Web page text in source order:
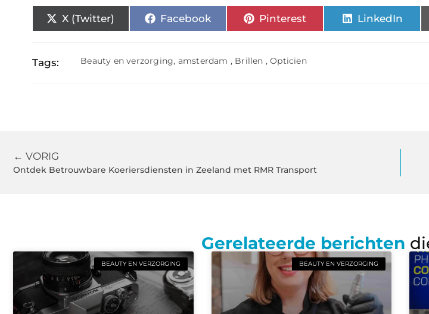
X (Twitter) Facebook Pinterest LinkedIn
Tags: Beauty en verzorging, amsterdam , Brillen ,Opticien
← VORIG
Ontdek Betrouwbare Koeriersdiensten in Zeeland met RMR Transport
Gerelateerde berichten
BEAUTY EN VERZORGING BEAUTY EN VERZORGING